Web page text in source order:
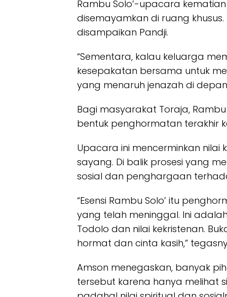
Rambu Solo’-upacara
disemayamkan di ruang
disampaikan Pandji.
“Sementara, kalau keluarga
kesepakatan bersama untuk
yang menaruh jenazah di depan
Bagi masyarakat Toraja,
bentuk penghormatan terakhir
Upacara ini mencerminkan
sayang. Di balik prosesi yang
sosial dan penghargaan
“Esensi Rambu Solo’ itu
yang telah meninggal. Ini
Todolo dan nilai kekristenan.
hormat dan cinta kasih,”
Amson menegaskan, banyak
tersebut karena hanya melihat